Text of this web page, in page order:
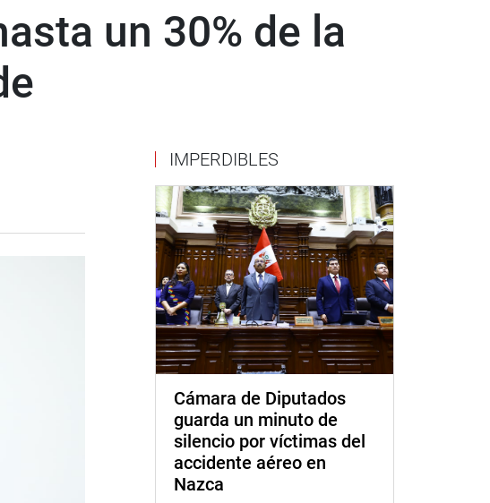
un 30% de la
IMPERDIBLES
Cámara de Diputados
guarda un minuto de
silencio por víctimas del
accidente aéreo en
Nazca